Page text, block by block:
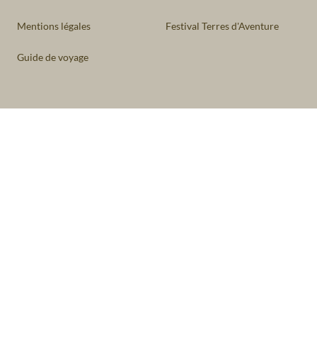
Mentions légales Festival Terres d'Aventure
Guide de voyage